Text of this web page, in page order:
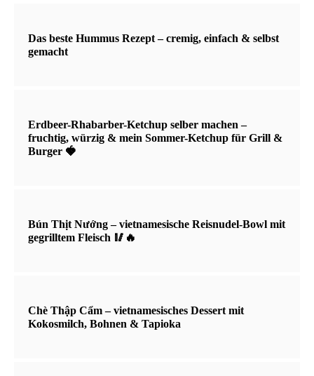
Das beste Hummus Rezept – cremig, einfach & selbst
gemacht
Erdbeer-Rhabarber-Ketchup selber machen –
fruchtig, würzig & mein Sommer-Ketchup für Grill &
Burger 🍓
Bún Thịt Nướng – vietnamesische Reisnudel-Bowl mit
gegrilltem Fleisch 🥢🔥
Chè Thập Cẩm – vietnamesisches Dessert mit
Kokosmilch, Bohnen & Tapioka